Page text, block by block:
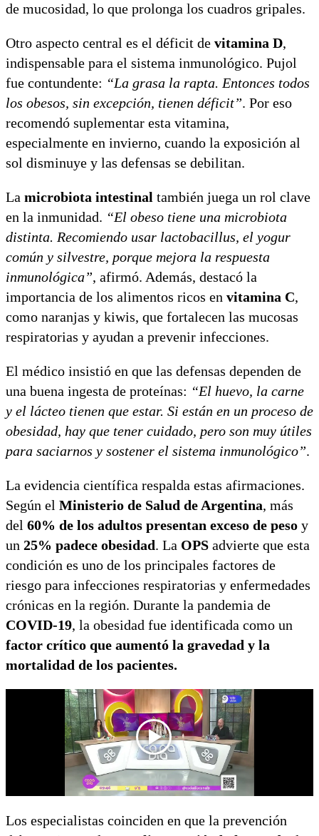
de mucosidad, lo que prolonga los cuadros gripales.
Otro aspecto central es el déficit de vitamina D,
indispensable para el sistema inmunológico. Pujol
fue contundente: “La grasa la rapta. Entonces todos
los obesos, sin excepción, tienen déficit”. Por eso
recomendó suplementar esta vitamina,
especialmente en invierno, cuando la exposición al
sol disminuye y las defensas se debilitan.
La microbiota intestinal también juega un rol clave
en la inmunidad. “El obeso tiene una microbiota
distinta. Recomiendo usar lactobacillus, el yogur
común y silvestre, porque mejora la respuesta
inmunológica”, afirmó. Además, destacó la
importancia de los alimentos ricos en vitamina C,
como naranjas y kiwis, que fortalecen las mucosas
respiratorias y ayudan a prevenir infecciones.
El médico insistió en que las defensas dependen de
una buena ingesta de proteínas: “El huevo, la carne
y el lácteo tienen que estar. Si están en un proceso de
obesidad, hay que tener cuidado, pero son muy útiles
para saciarnos y sostener el sistema inmunológico”.
La evidencia científica respalda estas afirmaciones.
Según el Ministerio de Salud de Argentina, más
del 60% de los adultos presentan exceso de peso y
un 25% padece obesidad. La OPS advierte que esta
condición es uno de los principales factores de
riesgo para infecciones respiratorias y enfermedades
crónicas en la región. Durante la pandemia de
COVID-19, la obesidad fue identificada como un
factor crítico que aumentó la gravedad y la
mortalidad de los pacientes.
Los especialistas coinciden en que la prevención